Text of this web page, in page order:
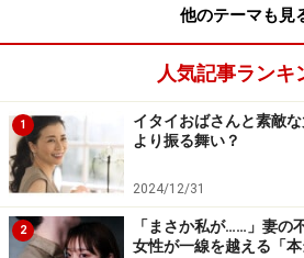
る証拠。穏やか過ぎる気持ちに刺
決まってますが。
男性向け：３つの質問で
がわかる
他のテーマも見
人気記事ランキ
1
イタイおばさんと素敵
より振る舞い？
2024/12/31
2
「まさか私が……」妻の
女性が一線を越える「本